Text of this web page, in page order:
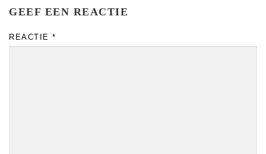
GEEF EEN REACTIE
REACTIE *